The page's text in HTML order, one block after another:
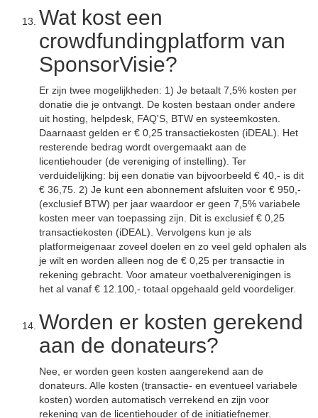
Wat kost een
crowdfundingplatform van
SponsorVisie?
Er zijn twee mogelijkheden: 1) Je betaalt 7,5% kosten per
donatie die je ontvangt. De kosten bestaan onder andere
uit hosting, helpdesk, FAQ'S, BTW en systeemkosten.
Daarnaast gelden er € 0,25 transactiekosten (iDEAL). Het
resterende bedrag wordt overgemaakt aan de
licentiehouder (de vereniging of instelling). Ter
verduidelijking: bij een donatie van bijvoorbeeld € 40,- is dit
€ 36,75. 2) Je kunt een abonnement afsluiten voor € 950,-
(exclusief BTW) per jaar waardoor er geen 7,5% variabele
kosten meer van toepassing zijn. Dit is exclusief € 0,25
transactiekosten (iDEAL). Vervolgens kun je als
platformeigenaar zoveel doelen en zo veel geld ophalen als
je wilt en worden alleen nog de € 0,25 per transactie in
rekening gebracht. Voor amateur voetbalverenigingen is
het al vanaf € 12.100,- totaal opgehaald geld voordeliger.
Worden er kosten gerekend
aan de donateurs?
Nee, er worden geen kosten aangerekend aan de
donateurs. Alle kosten (transactie- en eventueel variabele
kosten) worden automatisch verrekend en zijn voor
rekening van de licentiehouder of de initiatiefnemer.